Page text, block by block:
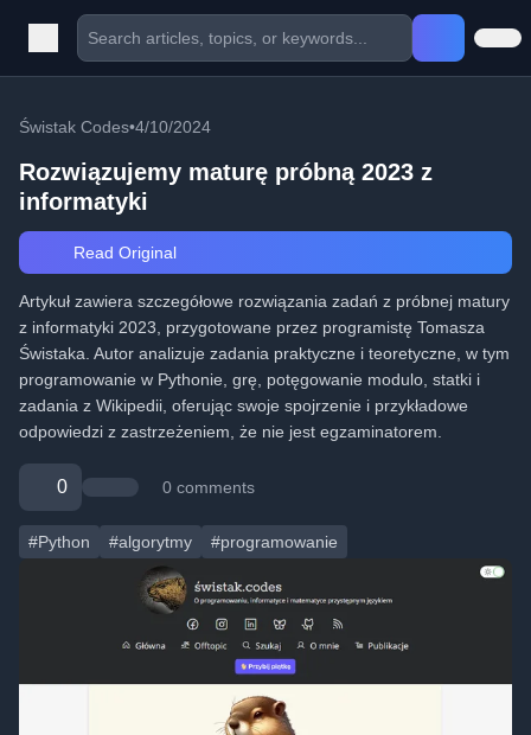
Świstak Codes•4/10/2024
Rozwiązujemy maturę próbną 2023 z
informatyki
Read Original
Artykuł zawiera szczegółowe rozwiązania zadań z próbnej matury
z informatyki 2023, przygotowane przez programistę Tomasza
Świstaka. Autor analizuje zadania praktyczne i teoretyczne, w tym
programowanie w Pythonie, grę, potęgowanie modulo, statki i
zadania z Wikipedii, oferując swoje spojrzenie i przykładowe
odpowiedzi z zastrzeżeniem, że nie jest egzaminatorem.
0 0 comments
#Python #algorytmy #programowanie